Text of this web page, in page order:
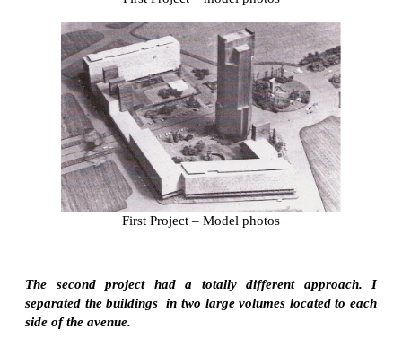
First Project – Model photos
The second project had a totally different approach. I
separated the buildings in two large volumes located to each
side of the avenue.